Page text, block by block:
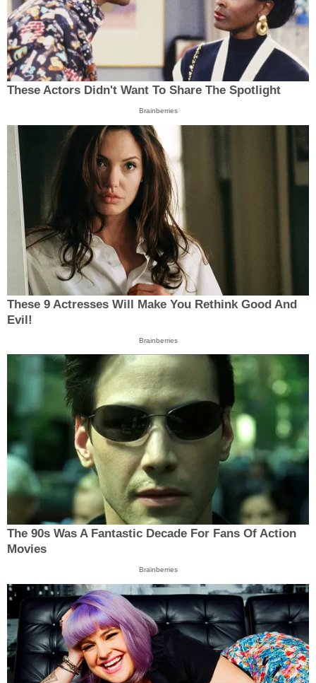
These Actors Didn't Want To Share The Spotlight
Brainberries
These 9 Actresses Will Make You Rethink Good And
Evil!
Brainberries
The 90s Was A Fantastic Decade For Fans Of Action
Movies
Brainberries